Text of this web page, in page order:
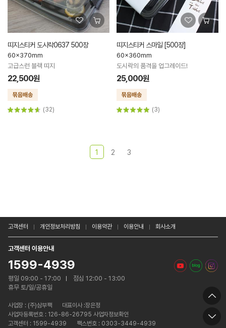
띠지스티커 도시락0637 500장
60x370mm
고급스런 블랙 띠지
22,500원
(32)
띠지스티커 스마일 [500장]
60x360mm
도시락의 품격을 업그레이드!
25,000원
(3)
1 2 3
고객센터 개인정보처리방침 이용약관 이용안내 회사소개
고객센터 이용안내
1599-4939
평일 09:00 - 17:00
점심 12:00 - 13:00
휴무 토/일/공휴일
사업장 : (주)삼부팩
대표이사 :장은정
사업자등록번호 : 126-86-26795 사업자정보확인
고객센터 : 1599-4939
팩스번호 : 0303-3449-4939